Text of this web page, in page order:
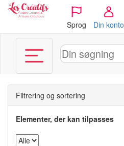
Sprog Din konto
Filtrering og sortering
Elementer, der kan tilpasses
CCookie-styringspanel